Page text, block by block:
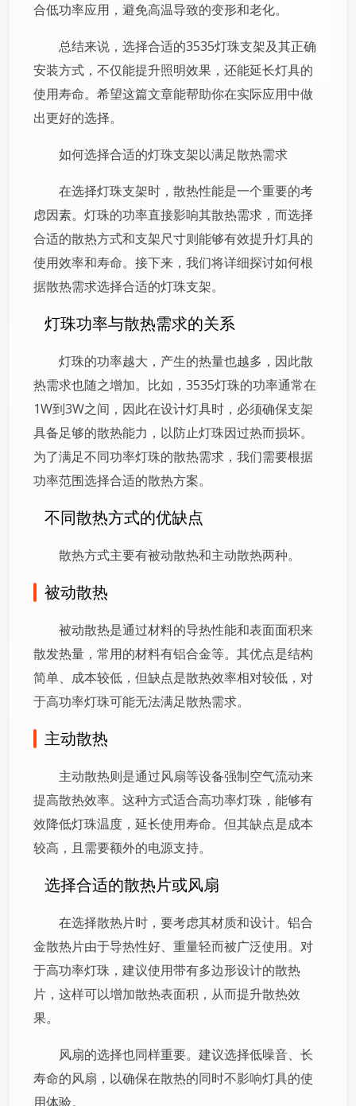
合低功率应用，避免高温导致的变形和老化。
总结来说，选择合适的3535灯珠支架及其正确
安装方式，不仅能提升照明效果，还能延长灯具的
使用寿命。希望这篇文章能帮助你在实际应用中做
出更好的选择。
如何选择合适的灯珠支架以满足散热需求
在选择灯珠支架时，散热性能是一个重要的考
虑因素。灯珠的功率直接影响其散热需求，而选择
合适的散热方式和支架尺寸则能够有效提升灯具的
使用效率和寿命。接下来，我们将详细探讨如何根
据散热需求选择合适的灯珠支架。
灯珠功率与散热需求的关系
灯珠的功率越大，产生的热量也越多，因此散
热需求也随之增加。比如，3535灯珠的功率通常在
1W到3W之间，因此在设计灯具时，必须确保支架
具备足够的散热能力，以防止灯珠因过热而损坏。
为了满足不同功率灯珠的散热需求，我们需要根据
功率范围选择合适的散热方案。
不同散热方式的优缺点
散热方式主要有被动散热和主动散热两种。
被动散热
被动散热是通过材料的导热性能和表面面积来
散发热量，常用的材料有铝合金等。其优点是结构
简单、成本较低，但缺点是散热效率相对较低，对
于高功率灯珠可能无法满足散热需求。
主动散热
主动散热则是通过风扇等设备强制空气流动来
提高散热效率。这种方式适合高功率灯珠，能够有
效降低灯珠温度，延长使用寿命。但其缺点是成本
较高，且需要额外的电源支持。
选择合适的散热片或风扇
在选择散热片时，要考虑其材质和设计。铝合
金散热片由于导热性好、重量轻而被广泛使用。对
于高功率灯珠，建议使用带有多边形设计的散热
片，这样可以增加散热表面积，从而提升散热效
果。
风扇的选择也同样重要。建议选择低噪音、长
寿命的风扇，以确保在散热的同时不影响灯具的使
用体验。